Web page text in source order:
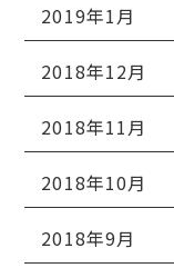
2019年1月
2018年12月
2018年11月
2018年10月
2018年9月